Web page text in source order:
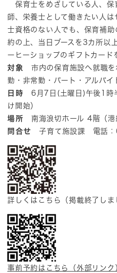
保育士をめざしている人、保
師、栄養士として働きたい人
士資格のない人でも、保育補
約の上、当日ブースを3カ所以
ーヒーショップのギフトカード
対象
市内の保育施設へ就職を
勤・非常勤・パート・アルバイ
日時 6月7日(土曜日)午後1時
け開始）
場所 南海浪切ホール 4階（港
問合せ 子育て施設課 電話
詳しくはこちら（掲載終了しま
事前予約はこちら（外部リンク